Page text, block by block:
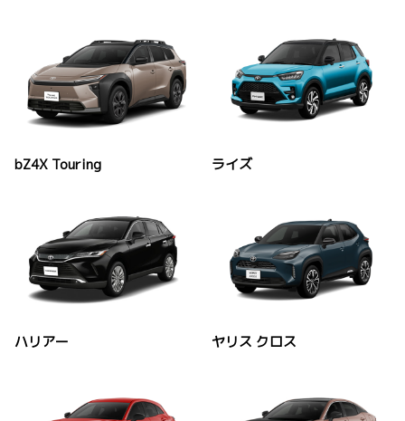
bZ4X Touring ライズ
ハリアー ヤリス クロス